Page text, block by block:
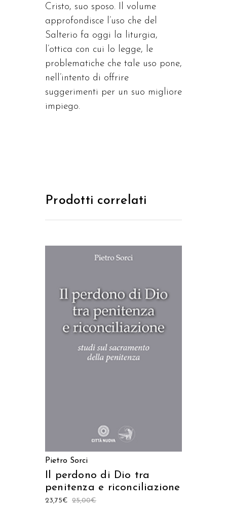
Cristo, suo sposo. Il volume
approfondisce l’uso che del
Salterio fa oggi la liturgia,
l’ottica con cui lo legge, le
problematiche che tale uso pone,
nell’intento di offrire
suggerimenti per un suo migliore
impiego.
Prodotti correlati
AGGIUNGI AL CARRELLO
Pietro Sorci
Il perdono di Dio tra
penitenza e riconciliazione
25,00€
23,75€